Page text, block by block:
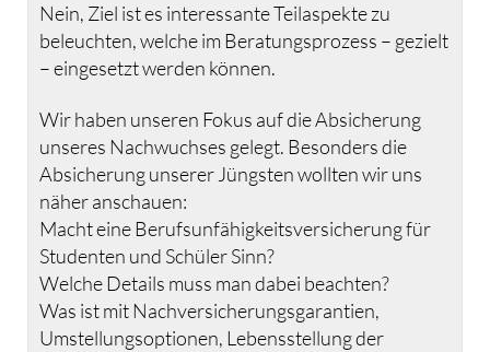
Nein, Ziel ist es interessante Teilaspekte zu
beleuchten, welche im Beratungsprozess – gezielt
– eingesetzt werden können.
Wir haben unseren Fokus auf die Absicherung
unseres Nachwuchses gelegt. Besonders die
Absicherung unserer Jüngsten wollten wir uns
näher anschauen:
Macht eine Berufsunfähigkeitsversicherung für
Studenten und Schüler Sinn?
Welche Details muss man dabei beachten?
Was ist mit Nachversicherungsgarantien,
Umstellungsoptionen, Lebensstellung der